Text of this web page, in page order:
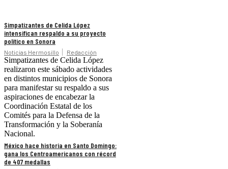
Simpatizantes de Celida López
intensifican respaldo a su proyecto
político en Sonora
Noticias Hermosillo Redacción
Simpatizantes de Celida López
realizaron este sábado actividades
en distintos municipios de Sonora
para manifestar su respaldo a sus
aspiraciones de encabezar la
Coordinación Estatal de los
Comités para la Defensa de la
Transformación y la Soberanía
Nacional.
México hace historia en Santo Domingo:
gana los Centroamericanos con récord
de 407 medallas